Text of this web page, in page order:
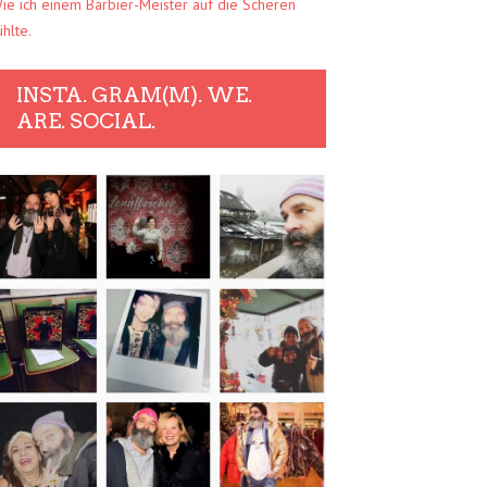
ich einem Barbier-Meister auf die Scheren
INSTA. GRAM(M). WE.
ARE. SOCIAL.